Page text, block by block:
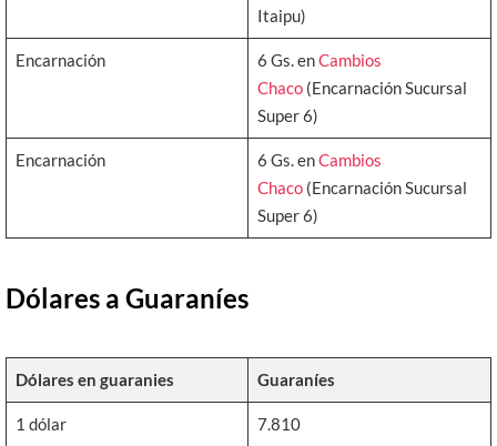
Itaipu)
Encarnación 6 Gs. enCambios
Chaco(Encarnación Sucursal
Super 6)
Encarnación 6 Gs. enCambios
Chaco(Encarnación Sucursal
Super 6)
Dólares a Guaraníes
Dólares en guaranies Guaraníes
1 dólar 7.810